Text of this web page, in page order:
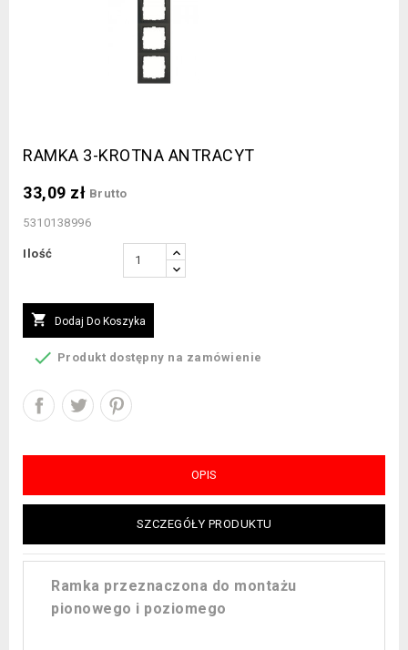
RAMKA 3-KROTNA ANTRACYT
33,09 zł Brutto
5310138996
Ilość
 Dodaj Do Koszyka
 Produkt dostępny na zamówienie
OPIS
SZCZEGÓŁY PRODUKTU
Ramka przeznaczona do montażu
pionowego i poziomego